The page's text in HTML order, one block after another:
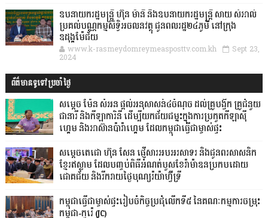
ឧបនាយករដ្ឋមន្ដ្រី ហ៊ុន ម៉ានី និងឧបនាយករដ្ឋមន្ដ្រី សាយ សំអាល់
ប្រគល់បណ្ណកម្មសិទ្ធិអចលនវត្ថុ ជូនពលរដ្ឋ២៤ភូមិ នៅក្រុង
ឧដុង្គម៉ែជ័យ
www.k-rasmeydomreymeasposttv.com.kh Sept 23,
2024
ព័ត៌មានទូទៅប្រចាំថ្ងៃ
សម្តេច ម៉ែន សំអន ផ្តល់អនុសាសន៍៤ចំណុច ដល់គ្រូបង្វឹក គ្រូជំនួយ
ជានារី និងកីឡាការិនី ដើម្បីយកជ័យជម្នះក្នុងការប្រកួតកីឡាស៊ី
ហ្គេម និងអាស៊ានប៉ារ៉ាហ្គេម ដែលកម្ពុជាធ្វើជាម្ចាស់ផ្ទះ
សម្ដេចតេជោ ហ៊ុន សែន ផ្ញើសារអបអរសាទរ និងជូនពរសាសនិក
ខ្មែរឥស្លាម ដែលបញ្ចប់ពិធីអំណត់បួសខែរ៉ាម៉ាឌនប្រកបដោយ
ជោគជ័យ និងរីករាយថ្ងៃបុណ្យរ៉យ៉ាហ៊្វីទ្រី
កម្ពុជាធ្វើជាម្ចាស់ផ្ទះរៀបចំកិច្ចប្រជុំលើកទី៥ នៃគណៈកម្មការចម្រុះ
កម្ពុជា-កូរ៉េ (JC)